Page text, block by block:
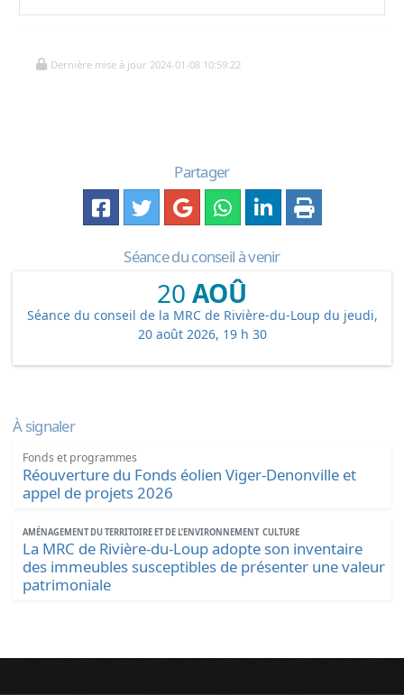
Dernière mise à jour 2024-01-08 10:59:22
Partager
Séance du conseil à venir
20 AOÛ
Séance du conseil de la MRC de Rivière-du-Loup du jeudi,
20 août 2026, 19 h 30
À signaler
Fonds et programmes
Réouverture du Fonds éolien Viger-Denonville et
appel de projets 2026
AMÉNAGEMENT DU TERRITOIRE ET DE L’ENVIRONNEMENT CULTURE
La MRC de Rivière-du-Loup adopte son inventaire
des immeubles susceptibles de présenter une valeur
patrimoniale